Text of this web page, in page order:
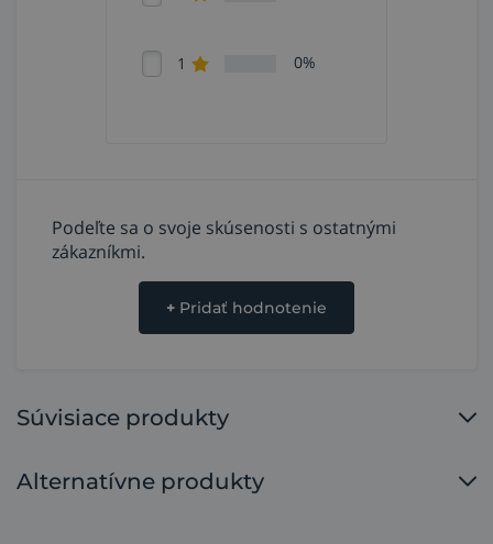
1 0%
Podeľte sa o svoje skúsenosti s ostatnými
zákazníkmi.
+ Pridať hodnotenie
Súvisiace produkty
Alternatívne produkty